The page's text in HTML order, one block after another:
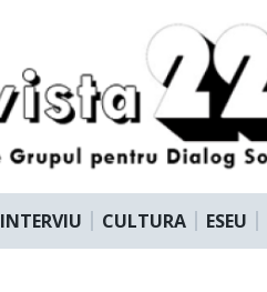
INTERVIU CULTURA ESEU